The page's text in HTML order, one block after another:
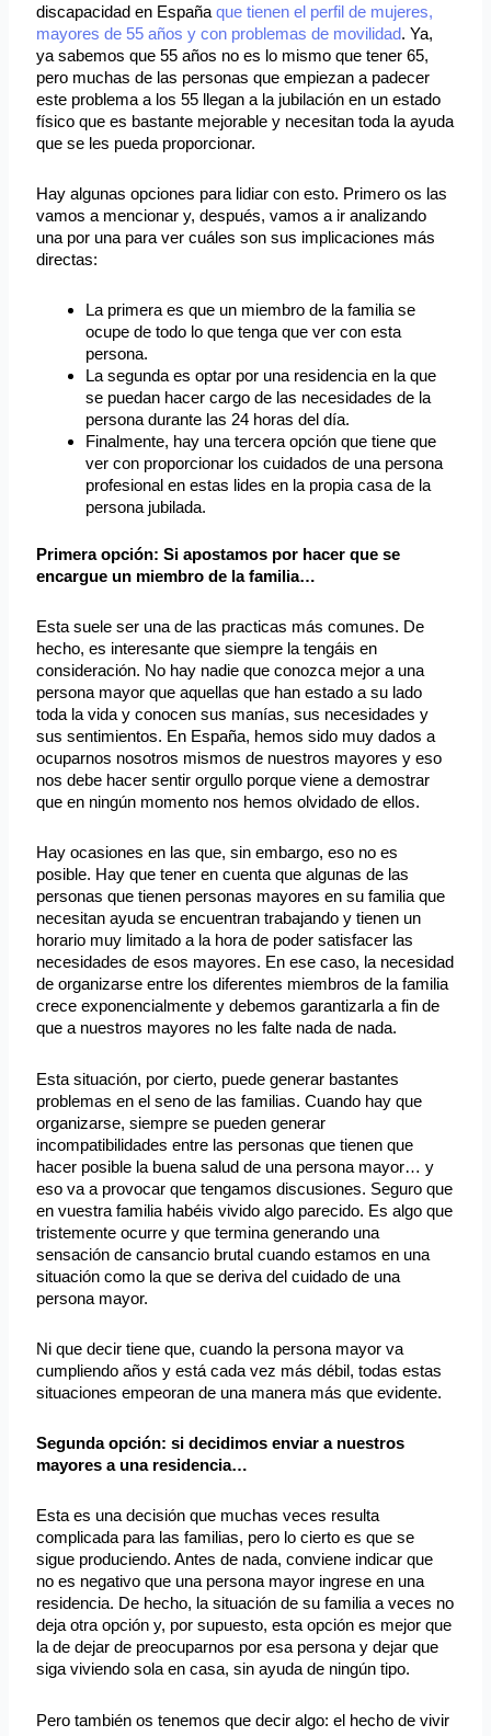
discapacidad en Españaque tienen el perfil de mujeres,
mayores de 55 años y con problemas de movilidad. Ya,
ya sabemos que 55 años no es lo mismo que tener 65,
pero muchas de las personas que empiezan a padecer
este problema a los 55 llegan a la jubilación en un estado
físico que es bastante mejorable y necesitan toda la ayuda
que se les pueda proporcionar.
Hay algunas opciones para lidiar con esto. Primero os las
vamos a mencionar y, después, vamos a ir analizando
una por una para ver cuáles son sus implicaciones más
directas:
La primera es que un miembro de la familia se
ocupe de todo lo que tenga que ver con esta
persona.
La segunda es optar por una residencia en la que
se puedan hacer cargo de las necesidades de la
persona durante las 24 horas del día.
Finalmente, hay una tercera opción que tiene que
ver con proporcionar los cuidados de una persona
profesional en estas lides en la propia casa de la
persona jubilada.
Primera opción: Si apostamos por hacer que se
encargue un miembro de la familia…
Esta suele ser una de las practicas más comunes. De
hecho, es interesante que siempre la tengáis en
consideración. No hay nadie que conozca mejor a una
persona mayor que aquellas que han estado a su lado
toda la vida y conocen sus manías, sus necesidades y
sus sentimientos. En España, hemos sido muy dados a
ocuparnos nosotros mismos de nuestros mayores y eso
nos debe hacer sentir orgullo porque viene a demostrar
que en ningún momento nos hemos olvidado de ellos.
Hay ocasiones en las que, sin embargo, eso no es
posible. Hay que tener en cuenta que algunas de las
personas que tienen personas mayores en su familia que
necesitan ayuda se encuentran trabajando y tienen un
horario muy limitado a la hora de poder satisfacer las
necesidades de esos mayores. En ese caso, la necesidad
de organizarse entre los diferentes miembros de la familia
crece exponencialmente y debemos garantizarla a fin de
que a nuestros mayores no les falte nada de nada.
Esta situación, por cierto, puede generar bastantes
problemas en el seno de las familias. Cuando hay que
organizarse, siempre se pueden generar
incompatibilidades entre las personas que tienen que
hacer posible la buena salud de una persona mayor… y
eso va a provocar que tengamos discusiones. Seguro que
en vuestra familia habéis vivido algo parecido. Es algo que
tristemente ocurre y que termina generando una
sensación de cansancio brutal cuando estamos en una
situación como la que se deriva del cuidado de una
persona mayor.
Ni que decir tiene que, cuando la persona mayor va
cumpliendo años y está cada vez más débil, todas estas
situaciones empeoran de una manera más que evidente.
Segunda opción: si decidimos enviar a nuestros
mayores a una residencia…
Esta es una decisión que muchas veces resulta
complicada para las familias, pero lo cierto es que se
sigue produciendo. Antes de nada, conviene indicar que
no es negativo que una persona mayor ingrese en una
residencia. De hecho, la situación de su familia a veces no
deja otra opción y, por supuesto, esta opción es mejor que
la de dejar de preocuparnos por esa persona y dejar que
siga viviendo sola en casa, sin ayuda de ningún tipo.
Pero también os tenemos que decir algo: el hecho de vivir